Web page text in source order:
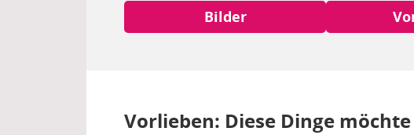
Bilder
Vorlieben: Diese Dinge